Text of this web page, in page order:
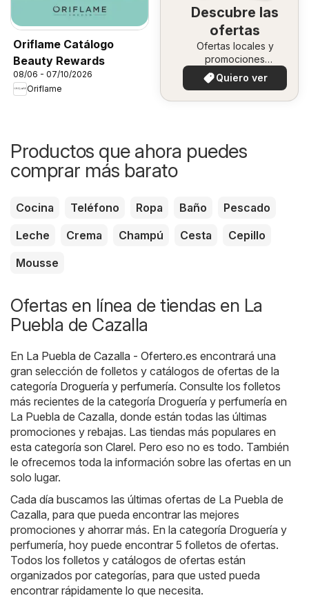
Oriflame Catálogo
Beauty Rewards
08/06 - 07/10/2026
Oriflame
Descubre las
ofertas
Ofertas locales y
promociones
especiales.
Quiero ver
Productos que ahora puedes
comprar más barato
Cocina Teléfono Ropa Baño
Pescado
Leche
Crema Champú Cesta
Cepillo
Mousse
Ofertas en línea de tiendas en La
Puebla de Cazalla
En La Puebla de Cazalla - Ofertero.es encontrará una
gran selección de folletos y catálogos de ofertas de la
categoría Droguería y perfumería. Consulte los folletos
más recientes de la categoría Droguería y perfumería en
La Puebla de Cazalla, donde están todas las últimas
promociones y rebajas. Las tiendas más populares en
esta categoría son Clarel. Pero eso no es todo. También
le ofrecemos toda la información sobre las ofertas en un
solo lugar.
Cada día buscamos las últimas ofertas de La Puebla de
Cazalla, para que pueda encontrar las mejores
promociones y ahorrar más. En la categoría Droguería y
perfumería, hoy puede encontrar 5 folletos de ofertas.
Todos los folletos y catálogos de ofertas están
organizados por categorías, para que usted pueda
encontrar rápidamente lo que necesita.